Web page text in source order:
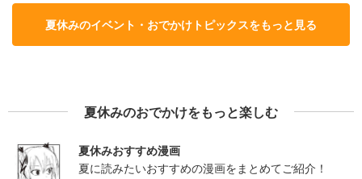
夏休みのイベント・おでかけトピックスをもっと見る
夏休みのおでかけをもっと楽しむ
夏休みおすすめ漫画
夏に読みたいおすすめの漫画をまとめてご紹介！